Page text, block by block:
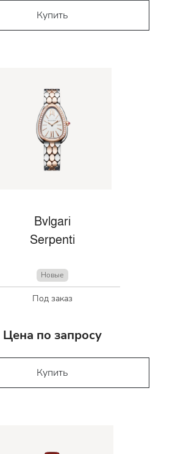
Купить
Bvlgari
Serpenti
Новые
Под заказ
Цена по запросу
Купить